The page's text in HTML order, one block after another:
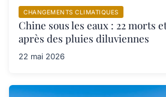
CHANGEMENTS CLIMATIQUES
Chine sous les eaux : 22 morts
après des pluies diluviennes
22 mai 2026